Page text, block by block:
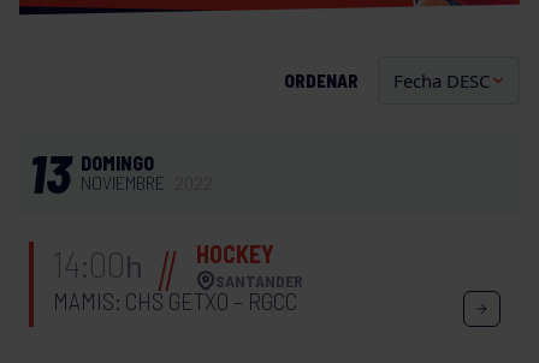
ORDENAR
13 DOMINGO
NOVIEMBRE
14:00h HOCKEY
SANTANDER
MAMIS: CHS GETXO – RGCC